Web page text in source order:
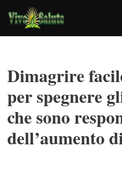
Vai
al
Dimagrire
per spegnere
che sono
dell’aumento